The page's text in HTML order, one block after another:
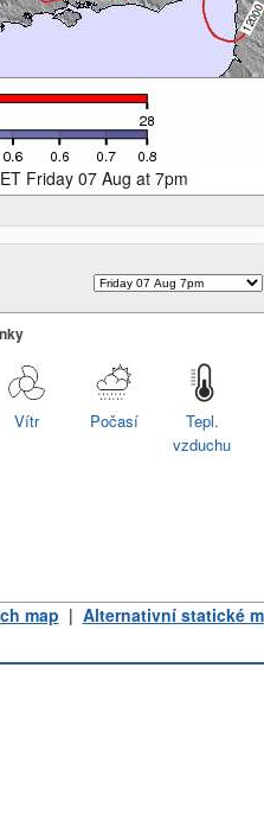
Friday 07 Aug at 7pm
Tepl.
vzduchu
Počasí
Vítr
map | Alternativní statické